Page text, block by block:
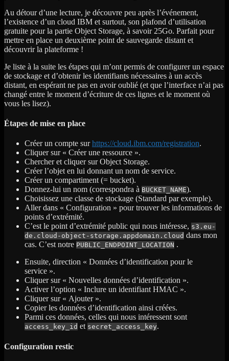
Au détour d’une lecture, je découvre peu après l’événement,
l’existence d’un cloud IBM et surtout, son plafond d’utilisation
gratuite pour la partie Object Storage, à savoir 25Go. Parfait pour
mettre en place un deuxième point de sauvegarde distant et
découvrir la plateforme !
Je liste à la suite les étapes qui m’ont permis de configurer un espace
de stockage et d’obtenir les identifiants nécessaires à un accès
distant, en espérant ne pas en avoir oublié (et que l’interface n’ai pas
changé entre le moment d’écriture de ces lignes et le moment où
vous les lisez).
Étapes de mise en place
Créer un compte surhttps://cloud.ibm.com/registration.
Cliquer sur « Créer une ressource ».
Chercher et cliquer sur Object Storage.
Créer l’objet en lui donnant un nom de service.
Créer un compartiment (= bucket).
Donnez-lui un nom (correspondra à BUCKET_NAME).
Choisissez une classe de stockage (Standard par exemple).
Aller dans « Configuration » pour trouver les informations de
points d’extrémité.
C’est le point d’extrémité public qui nous intéresse, s3.eu-
de.cloud-object-storage.appdomain.cloud dans mon
cas. C’est notre PUBLIC_ENDPOINT_LOCATION .
Ensuite, direction « Données d’identification pour le
service ».
Cliquer sur « Nouvelles données d’identification ».
Activer l’option « Inclure un identifiant HMAC ».
Cliquer sur « Ajouter ».
Copier les données d’identification ainsi créées.
Parmi ces données, celles qui nous intéressent sont
access_key_id et secret_access_key.
Configuration restic